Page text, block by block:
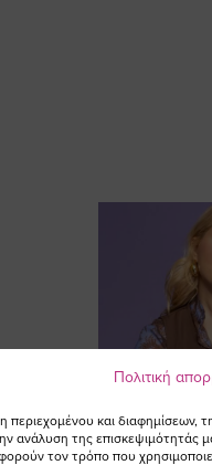
Πολιτική
περιεχομένου και διαφημίσεων,
ανάλυση της επισκεψιμότητάς
τον τρόπο που